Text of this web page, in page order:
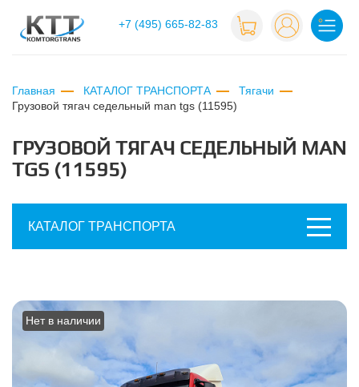
+7 (495) 665-82-83
Главная КАТАЛОГ ТРАНСПОРТА
Тягачи
грузовой тягач седельный man tgs (11595)
ГРУЗОВОЙ ТЯГАЧ СЕДЕЛЬНЫЙ MAN
TGS (11595)
КАТАЛОГ ТРАНСПОРТА
Нет в наличии